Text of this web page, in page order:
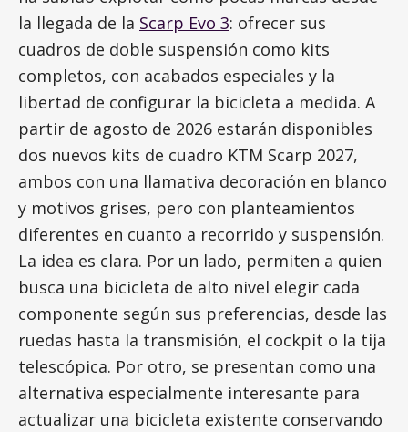
la llegada de la Scarp Evo 3: ofrecer sus
cuadros de doble suspensión como kits
completos, con acabados especiales y la
libertad de configurar la bicicleta a medida. A
partir de agosto de 2026 estarán disponibles
dos nuevos kits de cuadro KTM Scarp 2027,
ambos con una llamativa decoración en blanco
y motivos grises, pero con planteamientos
diferentes en cuanto a recorrido y suspensión.
La idea es clara. Por un lado, permiten a quien
busca una bicicleta de alto nivel elegir cada
componente según sus preferencias, desde las
ruedas hasta la transmisión, el cockpit o la tija
telescópica. Por otro, se presentan como una
alternativa especialmente interesante para
actualizar una bicicleta existente conservando